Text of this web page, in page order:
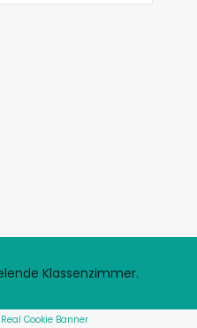
Klassenzimmer.
Cookie Banner